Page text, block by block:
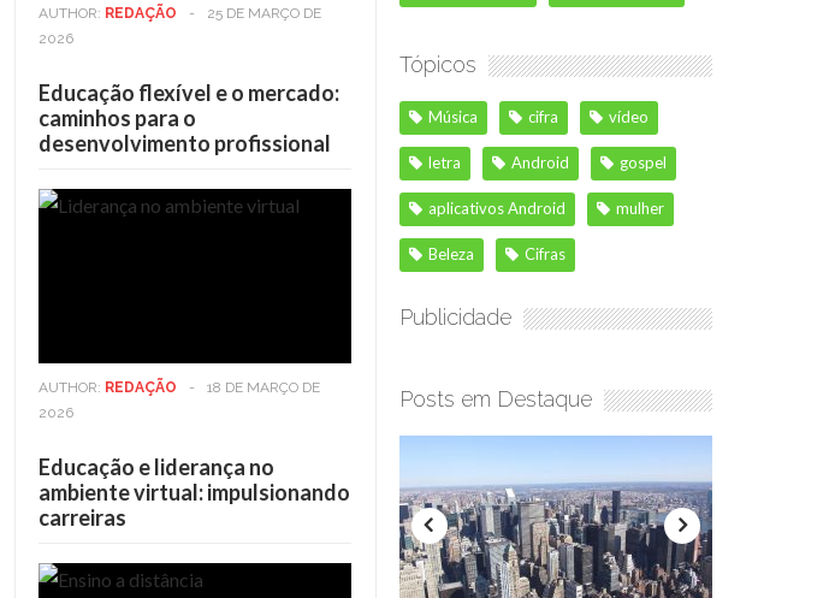
AUTHOR: REDAÇÃO -
25 DE MARÇO DE
2026
Educação flexível e o mercado:
caminhos para o
desenvolvimento profissional
AUTHOR: REDAÇÃO -
18 DE MARÇO DE
2026
Educação e liderança no
ambiente virtual: impulsionando
carreiras
Tópicos
Música cifra vídeo
letra Android gospel
aplicativos Android mulher
Beleza Cifras
Publicidade
Posts em Destaque